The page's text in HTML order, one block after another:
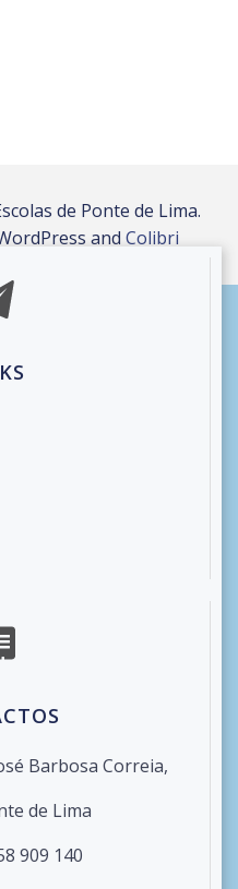
de Ponte de Lima.
andColibri
Barbosa Correia,
de Lima
909 140